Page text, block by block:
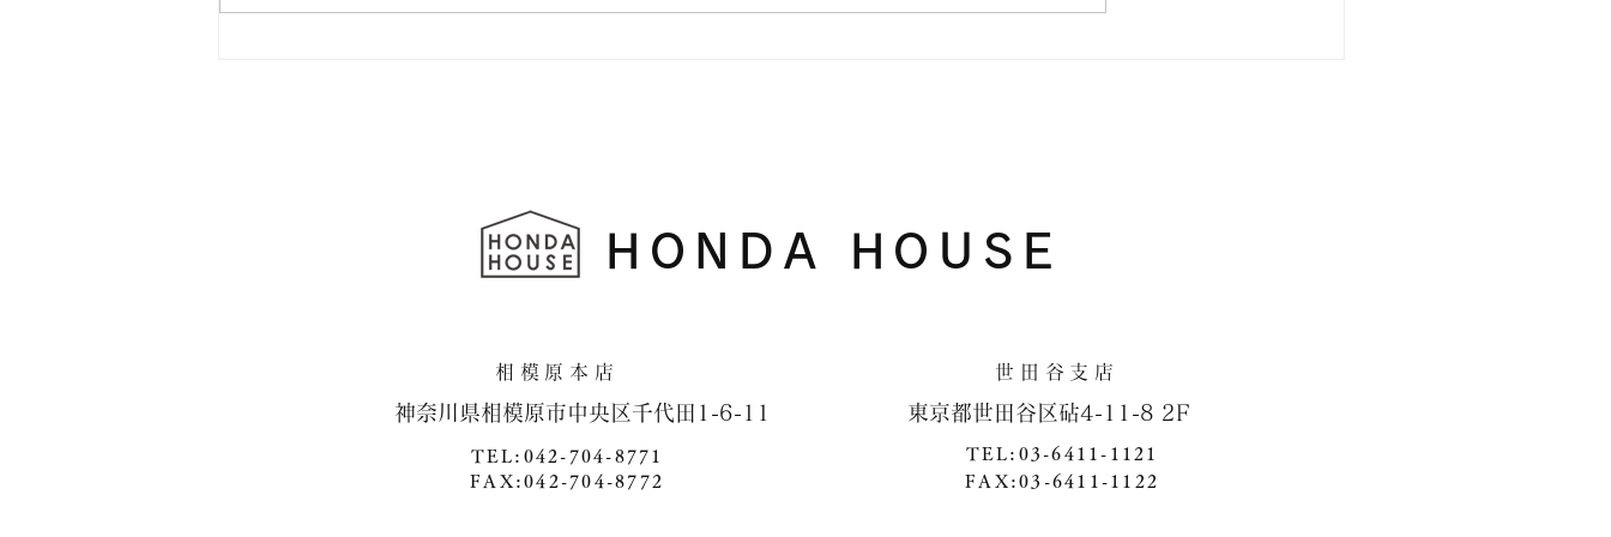
HONDA HOUSE
​相模原本店 世田谷支店
​神奈川県相模原市中央区千代田1-6-11 ​ 東京都世田谷区砧4-11-8 2F
TEL:042-704-8771
FAX:042-704-8772
TEL:03-6411-1121
FAX:03-6411-1122